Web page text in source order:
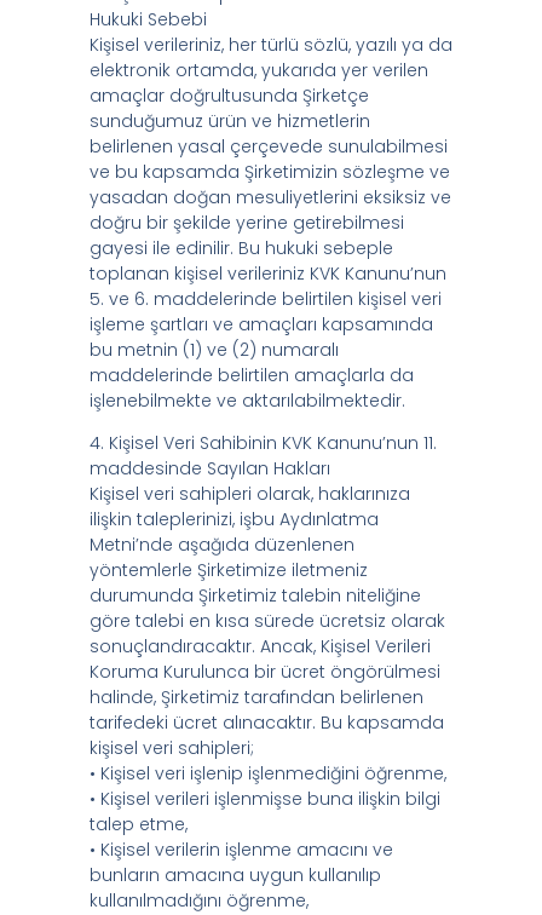
Hukuki Sebebi
Kişisel verileriniz, her türlü sözlü, yazılı ya da
elektronik ortamda, yukarıda yer verilen
amaçlar doğrultusunda Şirketçe
sunduğumuz ürün ve hizmetlerin
belirlenen yasal çerçevede sunulabilmesi
ve bu kapsamda Şirketimizin sözleşme ve
yasadan doğan mesuliyetlerini eksiksiz ve
doğru bir şekilde yerine getirebilmesi
gayesi ile edinilir. Bu hukuki sebeple
toplanan kişisel verileriniz KVK Kanunu’nun
5. ve 6. maddelerinde belirtilen kişisel veri
işleme şartları ve amaçları kapsamında
bu metnin (1) ve (2) numaralı
maddelerinde belirtilen amaçlarla da
işlenebilmekte ve aktarılabilmektedir.
4. Kişisel Veri Sahibinin KVK Kanunu’nun 11.
maddesinde Sayılan Hakları
Kişisel veri sahipleri olarak, haklarınıza
ilişkin taleplerinizi, işbu Aydınlatma
Metni’nde aşağıda düzenlenen
yöntemlerle Şirketimize iletmeniz
durumunda Şirketimiz talebin niteliğine
göre talebi en kısa sürede ücretsiz olarak
sonuçlandıracaktır. Ancak, Kişisel Verileri
Koruma Kurulunca bir ücret öngörülmesi
halinde, Şirketimiz tarafından belirlenen
tarifedeki ücret alınacaktır. Bu kapsamda
kişisel veri sahipleri;
• Kişisel veri işlenip işlenmediğini öğrenme,
• Kişisel verileri işlenmişse buna ilişkin bilgi
talep etme,
• Kişisel verilerin işlenme amacını ve
bunların amacına uygun kullanılıp
kullanılmadığını öğrenme,